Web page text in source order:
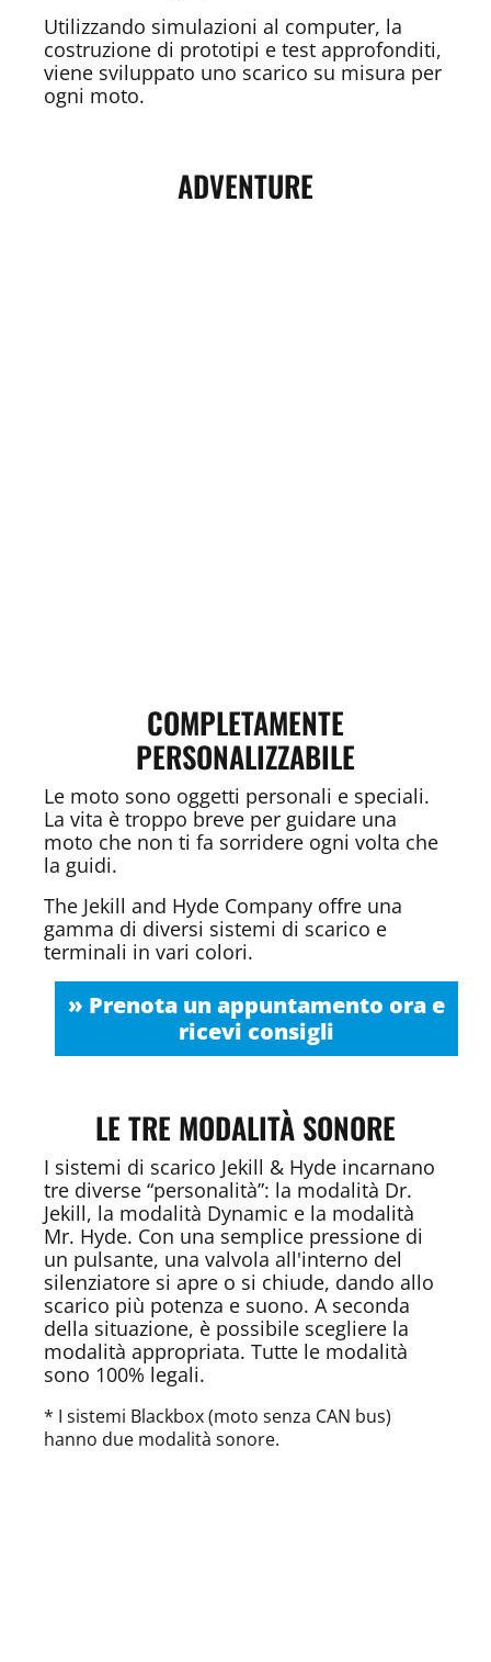
Utilizzando simulazioni al computer, la
costruzione di prototipi e test approfonditi,
viene sviluppato uno scarico su misura per
ogni moto.
ADVENTURE
COMPLETAMENTE
PERSONALIZZABILE
Le moto sono oggetti personali e speciali.
La vita è troppo breve per guidare una
moto che non ti fa sorridere ogni volta che
la guidi.
The Jekill and Hyde Company offre una
gamma di diversi sistemi di scarico e
terminali in vari colori.
» Prenota un appuntamento ora e
ricevi consigli
LE TRE MODALITÀ SONORE
I sistemi di scarico Jekill & Hyde incarnano
tre diverse “personalità”: la modalità Dr.
Jekill, la modalità Dynamic e la modalità
Mr. Hyde. Con una semplice pressione di
un pulsante, una valvola all'interno del
silenziatore si apre o si chiude, dando allo
scarico più potenza e suono. A seconda
della situazione, è possibile scegliere la
modalità appropriata. Tutte le modalità
sono 100% legali.
* I sistemi Blackbox (moto senza CAN bus)
hanno due modalità sonore.